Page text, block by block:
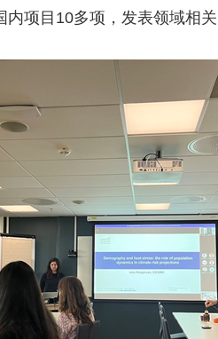
项目10多项，发表领域相关